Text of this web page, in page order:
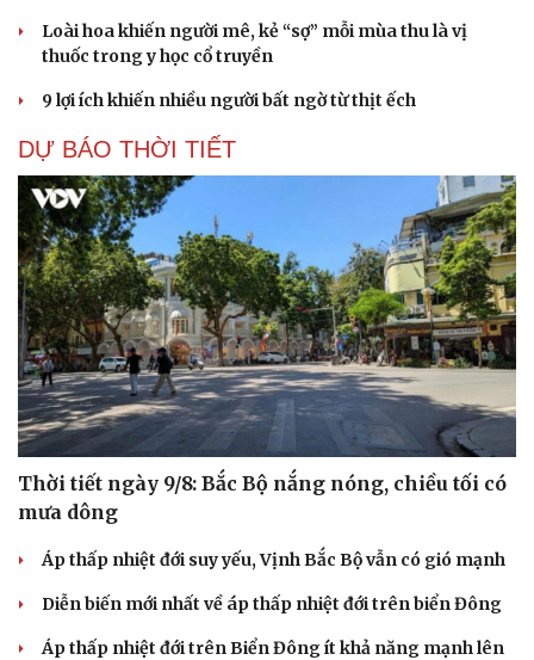
Loài hoa khiến người mê, kẻ “sợ” mỗi mùa thu là vị
thuốc trong y học cổ truyền
9 lợi ích khiến nhiều người bất ngờ từ thịt ếch
DỰ BÁO THỜI TIẾT
Thời tiết ngày 9/8: Bắc Bộ nắng nóng, chiều tối có
mưa dông
Áp thấp nhiệt đới suy yếu, Vịnh Bắc Bộ vẫn có gió mạnh
Diễn biến mới nhất về áp thấp nhiệt đới trên biển Đông
Áp thấp nhiệt đới trên Biển Đông ít khả năng mạnh lên